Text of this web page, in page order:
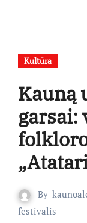
Kultūra
Kauną
By
festivalis